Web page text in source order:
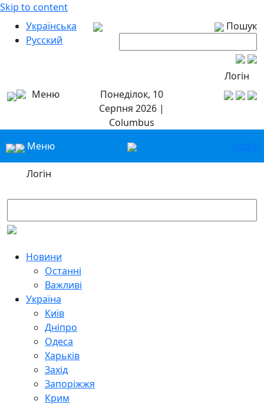
Skip to content
Українська
Русский
Пошук
Логін
Меню
Понеділок, 10
Серпня 2026 |
Columbus
Меню
УкрРу
Логін
Новини
Останні
Важливі
Україна
Київ
Дніпро
Одеса
Харьків
Захід
Запоріжжя
Крим